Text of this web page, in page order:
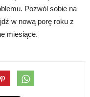
Pozwól sobie na
w nową porę roku z
miesiące.